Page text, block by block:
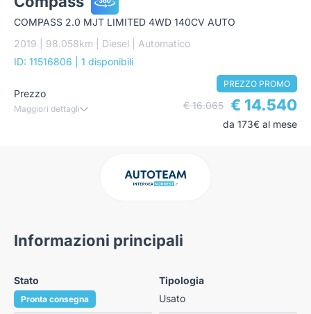
COMPASS 2.0 MJT LIMITED 4WD 140CV AUTO
2019 | 98.058km | Diesel | Automatico
ID: 11516806
| 1 disponibili
Prezzo
Maggiori dettagli
PREZZO PROMO
€ 16.065 € 14.540
da 173€ al mese
Informazioni principali
Stato
Pronta consegna
Tipologia
Usato